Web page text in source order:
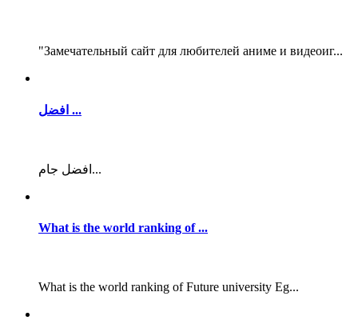
"Замечательный сайт для любителей аниме и видеоиг...
افضل ...
افضل جام...
What is the world ranking of ...
What is the world ranking of Future university Eg...